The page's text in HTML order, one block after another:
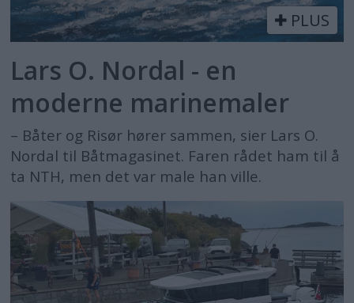
PLUS
Lars O. Nordal - en
moderne marinemaler
– Båter og Risør hører sammen, sier Lars O.
Nordal til Båtmagasinet. Faren rådet ham til å
ta NTH, men det var male han ville.